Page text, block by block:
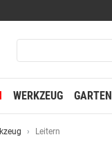
WERKZEUG GARTEN
Leitern